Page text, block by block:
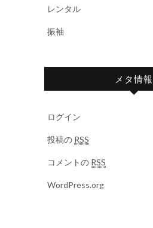
レンタル
振袖
メタ情報
ログイン
投稿の RSS
コメントの RSS
WordPress.org